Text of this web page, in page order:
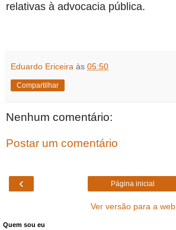
relativas à advocacia pública.
Eduardo Ericeira às 05:50
Compartilhar
Nenhum comentário:
Postar um comentário
‹ Página inicial
Ver versão para a web
Quem sou eu